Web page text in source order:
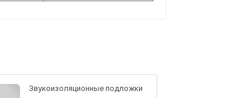
Звукоизоляционные подложки